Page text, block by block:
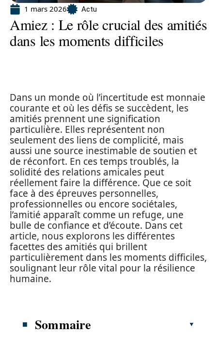
1 mars 2026 Actu
Amiez : Le rôle crucial des amitiés
dans les moments difficiles
Dans un monde où l’incertitude est monnaie
courante et où les défis se succèdent, les
amitiés prennent une signification
particulière. Elles représentent non
seulement des liens de complicité, mais
aussi une source inestimable de soutien et
de réconfort. En ces temps troublés, la
solidité des relations amicales peut
réellement faire la différence. Que ce soit
face à des épreuves personnelles,
professionnelles ou encore sociétales,
l’amitié apparaît comme un refuge, une
bulle de confiance et d’écoute. Dans cet
article, nous explorons les différentes
facettes des amitiés qui brillent
particulièrement dans les moments difficiles,
soulignant leur rôle vital pour la résilience
humaine.
Sommaire